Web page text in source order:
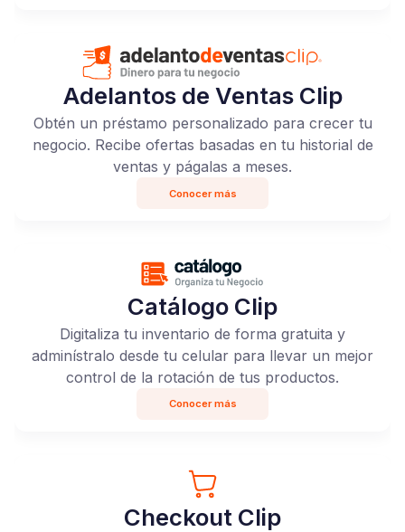
Adelantos de Ventas Clip
Obtén un préstamo personalizado para crecer tu
negocio. Recibe ofertas basadas en tu historial de
ventas y págalas a meses.
Conocer más
Catálogo Clip
Digitaliza tu inventario de forma gratuita y
adminístralo desde tu celular para llevar un mejor
control de la rotación de tus productos.
Conocer más
Checkout Clip